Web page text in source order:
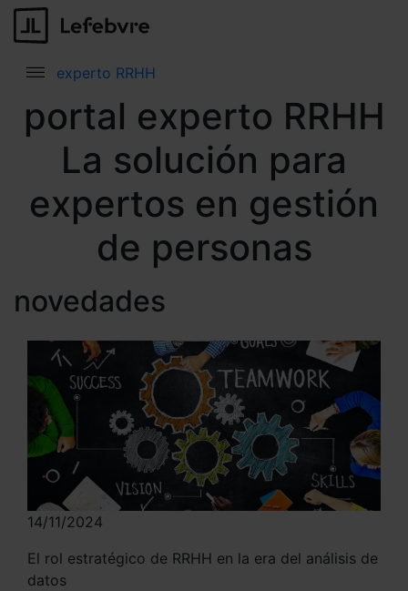
experto RRHH
portal experto RRHH
La solución para
expertos en gestión
de personas
novedades
14/11/2024
El rol estratégico de RRHH en la era del análisis de
datos